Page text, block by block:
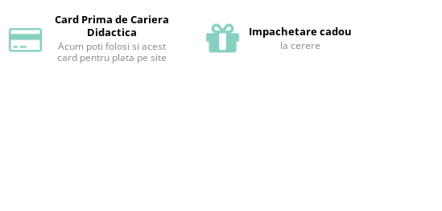
Card Prima de Cariera
Didactica
Acum poti folosi si acest
card pentru plata pe site
Impachetare cadou
la cerere